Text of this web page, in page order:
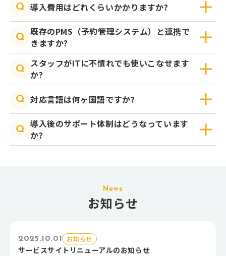
Q 導入費用はどれくらいかかりますか?
Q 既存のPMS（予約管理システム）と連携で
きますか?
Q
スタッフがITに不慣れでも使いこなせます
か?
Q 対応言語は何ヶ国語ですか?
Q 導入後のサポート体制はどうなっています
か?
News
お知らせ
2025.10.01 お知らせ
サービスサイトリニューアルのお知らせ